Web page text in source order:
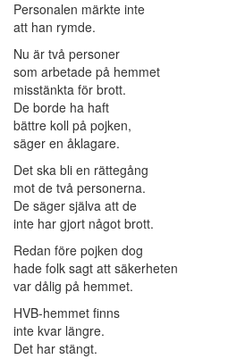
Personalen märkte inte
att han rymde.
Nu är två personer
som arbetade på hemmet
misstänkta för brott.
De borde ha haft
bättre koll på pojken,
säger en åklagare.
Det ska bli en rättegång
mot de två personerna.
De säger själva att de
inte har gjort något brott.
Redan före pojken dog
hade folk sagt att säkerheten
var dålig på hemmet.
HVB-hemmet finns
inte kvar längre.
Det har stängt.